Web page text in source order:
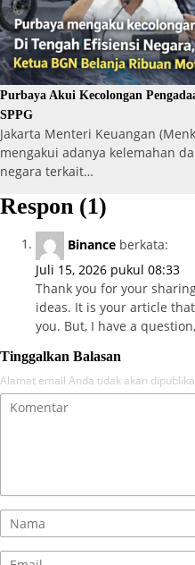
Purbaya Akui Kecolongan
SPPG
Jakarta Menteri Keuangan
mengakui adanya kelemahan
negara terkait…
Respon (1)
Binance berkata:
Juli 15, 2026 pukul 08:33
Thank you for your
ideas. It is your article
you. But, I have a
Tinggalkan Balasan
Alamat email Anda tidak akan